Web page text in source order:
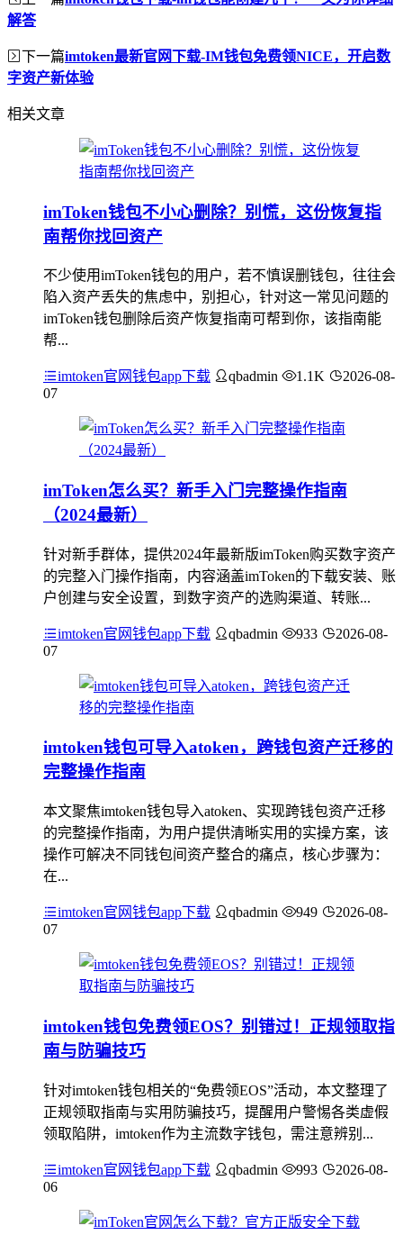
解答
下一篇imtoken最新官网下载-IM钱包免费领NICE，开启数
字资产新体验
相关文章
imToken钱包不小心删除？别慌，这份恢复指
南帮你找回资产
不少使用imToken钱包的用户，若不慎误删钱包，往往会
陷入资产丢失的焦虑中，别担心，针对这一常见问题的
imToken钱包删除后资产恢复指南可帮到你，该指南能
帮...
imtoken官网钱包app下载 qbadmin 1.1K
2026-08-
07
imToken怎么买？新手入门完整操作指南
（2024最新）
针对新手群体，提供2024年最新版imToken购买数字资产
的完整入门操作指南，内容涵盖imToken的下载安装、账
户创建与安全设置，到数字资产的选购渠道、转账...
imtoken官网钱包app下载 qbadmin 933
2026-08-
07
imtoken钱包可导入atoken，跨钱包资产迁移的
完整操作指南
本文聚焦imtoken钱包导入atoken、实现跨钱包资产迁移
的完整操作指南，为用户提供清晰实用的实操方案，该
操作可解决不同钱包间资产整合的痛点，核心步骤为：
在...
imtoken官网钱包app下载 qbadmin 949
2026-08-
07
imtoken钱包免费领EOS？别错过！正规领取指
南与防骗技巧
针对imtoken钱包相关的“免费领EOS”活动，本文整理了
正规领取指南与实用防骗技巧，提醒用户警惕各类虚假
领取陷阱，imtoken作为主流数字钱包，需注意辨别...
imtoken官网钱包app下载 qbadmin 993
2026-08-
06